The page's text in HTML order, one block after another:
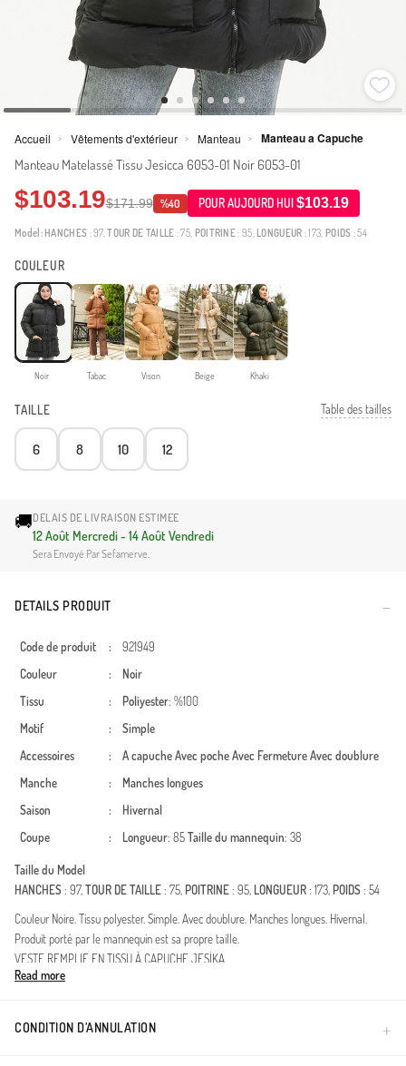
Accueil > Vêtements d'extérieur > Manteau > Manteau a Capuche
Manteau Matelassé Tissu Jesicca 6053-01 Noir 6053-01
$103.19$171.99 %40 POUR AUJOURD HUI$103.19
Model: HANCHES : 97,TOUR DE TAILLE : 75, POITRINE: 95, LONGUEUR : 173, POIDS : 54
COULEUR
Noir Tabac Vison Beige Khaki
TAILLE Table des tailles
6 8 10 12
🚚DELAIS DE LIVRAISON ESTIMEE
12 Août Mercredi - 14 Août Vendredi
Sera Envoyé Par Sefamerve.
DETAILS PRODUIT
Code de produit :
921949
Couleur
:
Noir
Tissu
: Poliyester: %100
Motif
:
Simple
Accessoires
: A capucheAvec pocheAvec FermetureAvec doublure
Manche
:
Manches longues
Saison
:
Hivernal
Coupe
: Longueur: 85Taille du mannequin: 38
Taille du Model
HANCHES: 97,TOUR DE TAILLE: 75, POITRINE: 95, LONGUEUR: 173, POIDS: 54
Couleur Noire. Tissu polyester. Simple. Avec doublure. Manches longues. Hivernal.
Produit porté par le mannequin est sa propre taille.
VESTE REMPLIE EN TISSU À CAPUCHE JESİKA
Read more
CONDITION D’ANNULATION